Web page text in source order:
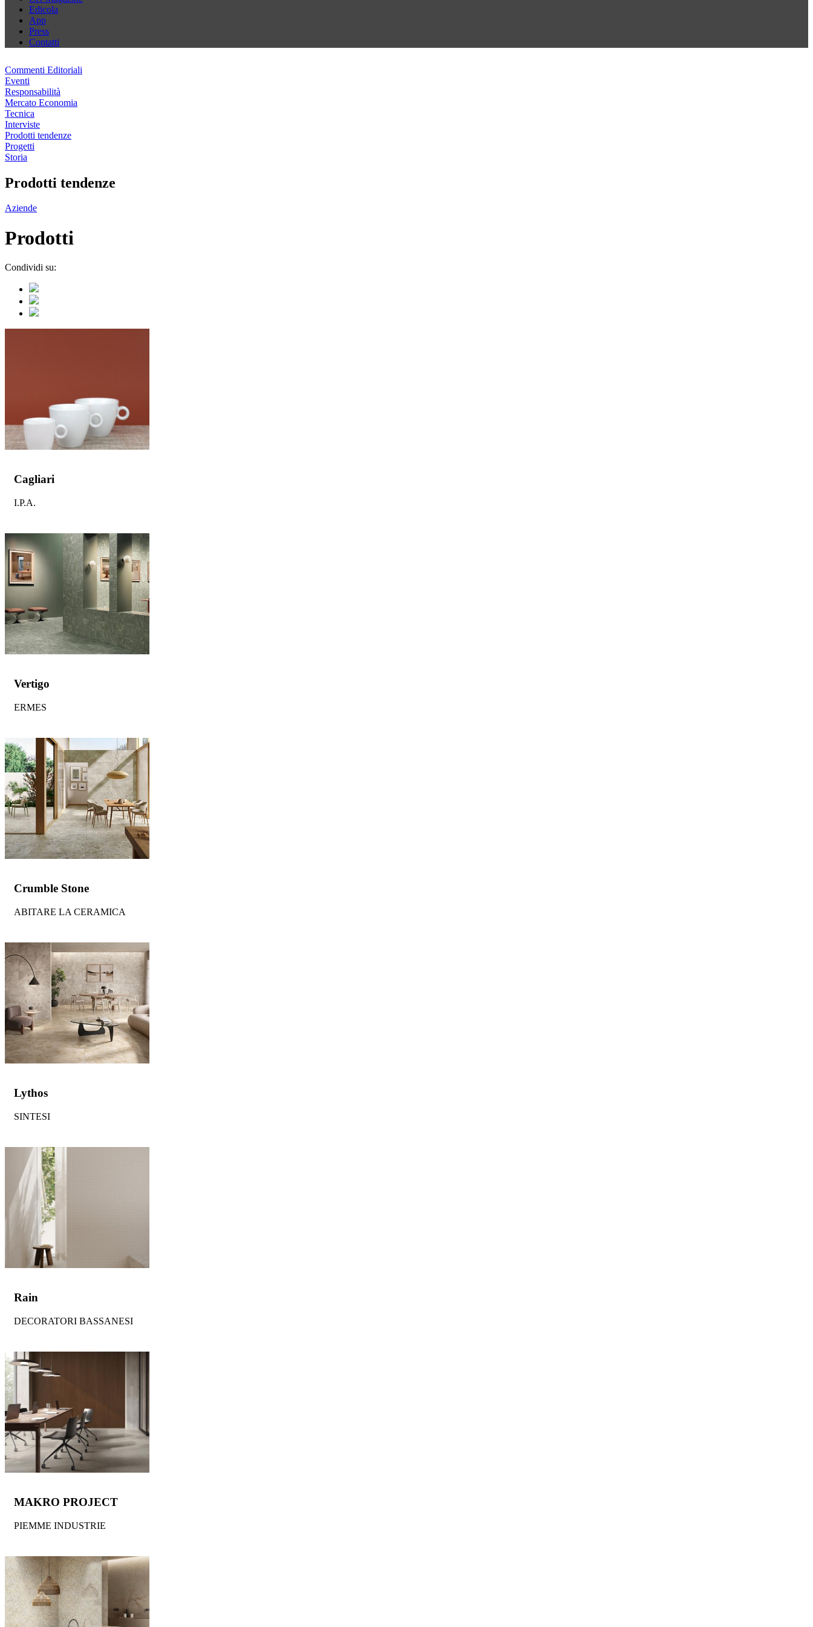
Edicola
App
Press
Contatti
Commenti Editoriali
Eventi
Responsabilità
Mercato Economia
Tecnica
Interviste
Prodotti tendenze
Progetti
Storia
Prodotti tendenze
Aziende
Prodotti
Condividi su:
Cagliari
I.P.A.
Vertigo
ERMES
Crumble Stone
ABITARE LA CERAMICA
Lythos
SINTESI
Rain
DECORATORI BASSANESI
MAKRO PROJECT
PIEMME INDUSTRIE